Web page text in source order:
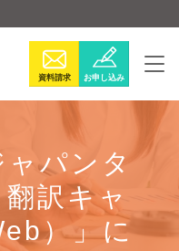
お申し込み
資料請求
ャパンタ
訳キャ
）」に